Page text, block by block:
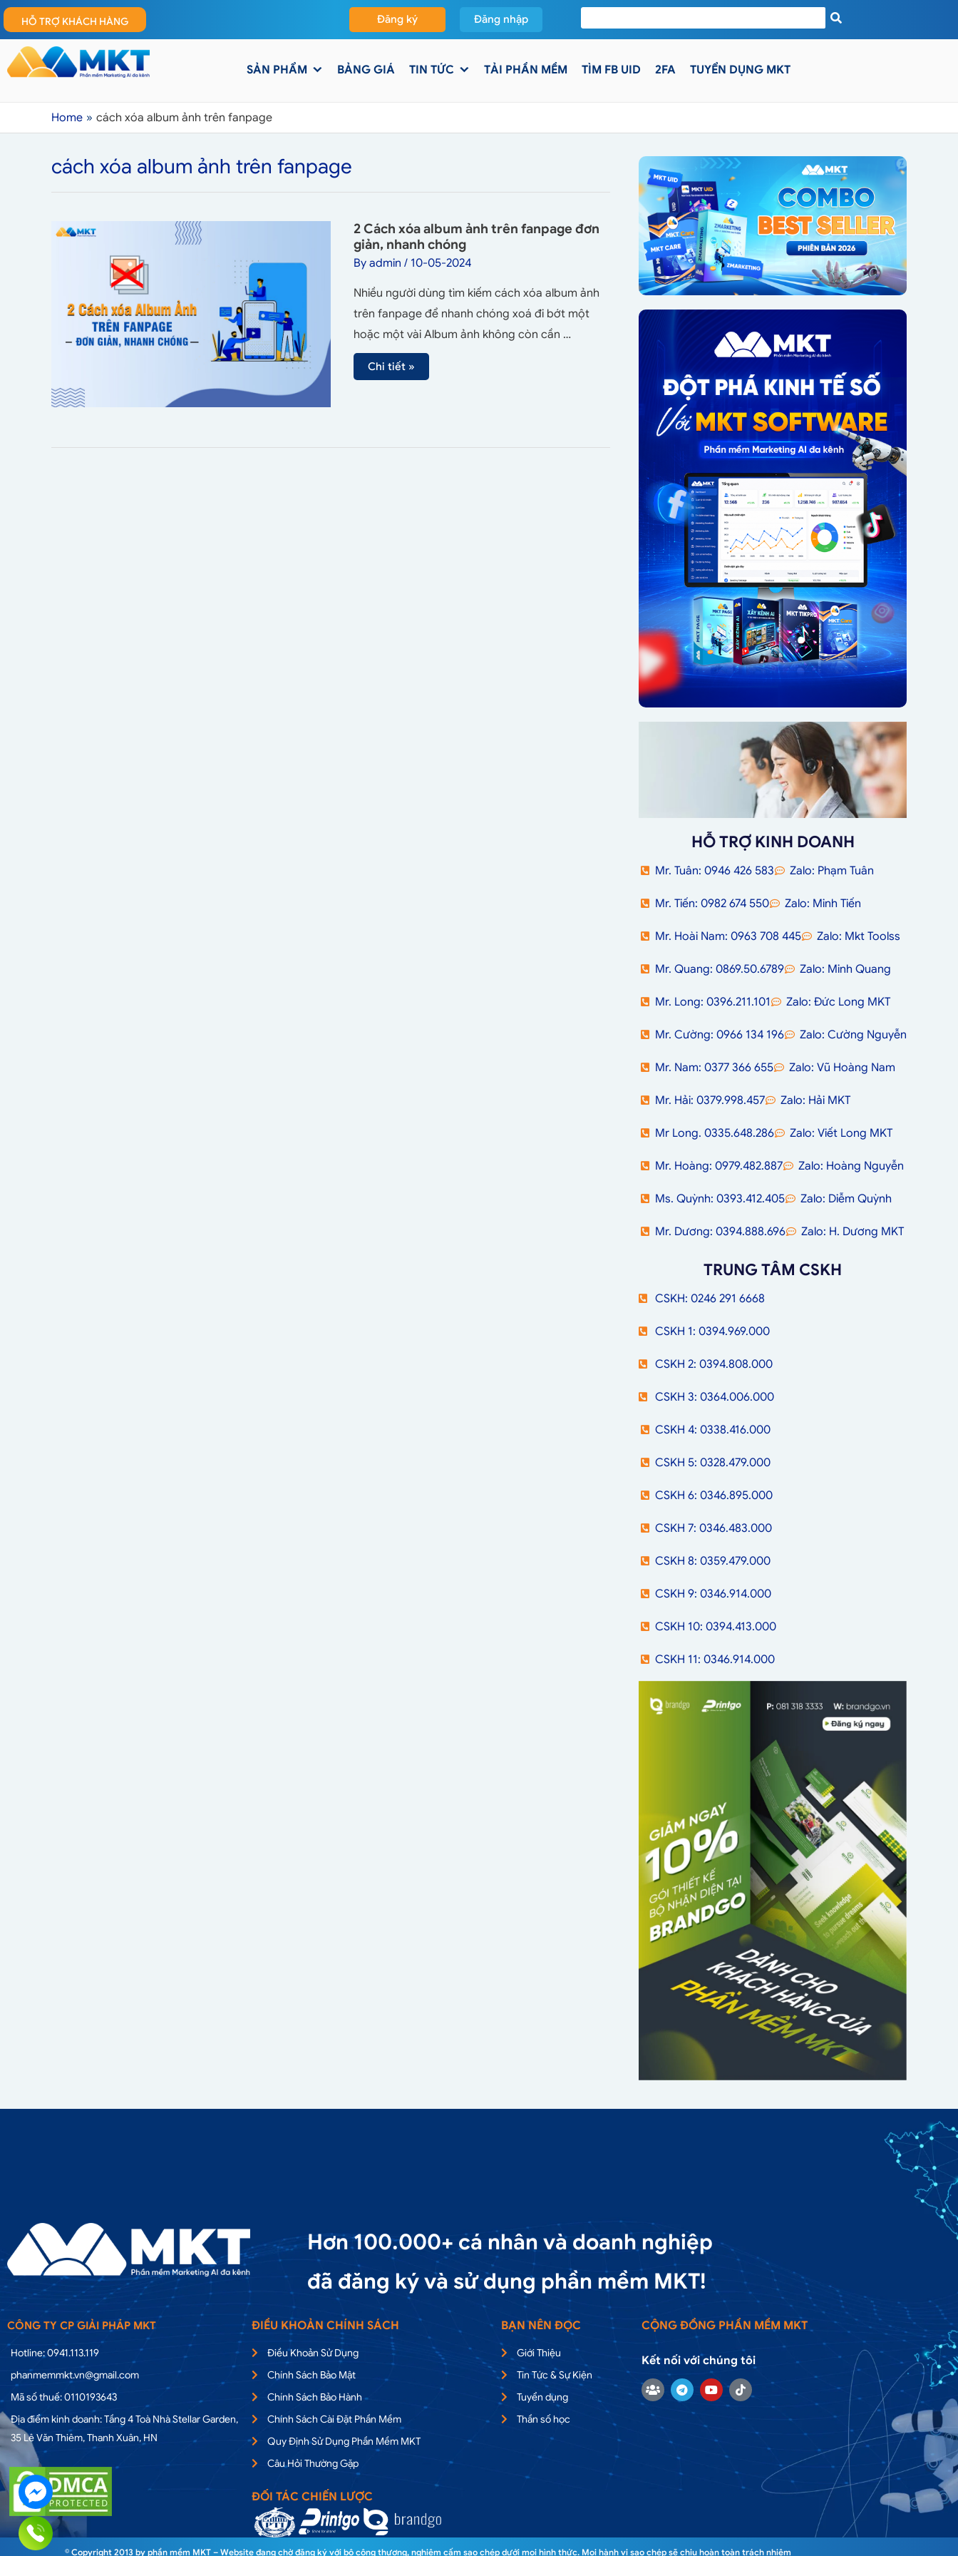
HỖ TRỢ KHÁCH HÀNG Đăng ký Đăng nhập
SẢN PHẨM BẢNG GIÁ TIN TỨC TẢI PHẦN MỀM TÌM FB UID 2FA TUYỂN DỤNG MKT
Home cách xóa album ảnh trên fanpage
cách xóa album ảnh trên fanpage
2 Cách xóa album ảnh trên fanpage đơn
giản, nhanh chóng
By admin / 10-05-2024
Nhiều người dùng tìm kiếm cách xóa album ảnh
trên fanpage để nhanh chóng xoá đi bớt một
hoặc một vài Album ảnh không còn cần …
Chi tiết »
HỖ TRỢ KINH DOANH
Mr. Tuân: 0946 426 583 Zalo: Phạm Tuân
Mr. Tiến: 0982 674 550 Zalo: Minh Tiến
Mr. Hoài Nam: 0963 708 445 Zalo: Mkt Toolss
Mr. Quang: 0869.50.6789 Zalo: Minh Quang
Mr. Long: 0396.211.101 Zalo: Đức Long MKT
Mr. Cường: 0966 134 196 Zalo: Cường Nguyễn
Mr. Nam: 0377 366 655 Zalo: Vũ Hoàng Nam
Mr. Hải: 0379.998.457 Zalo: Hải MKT
Mr Long. 0335.648.286 Zalo: Viết Long MKT
Mr. Hoàng: 0979.482.887 Zalo: Hoàng Nguyễn
Ms. Quỳnh: 0393.412.405 Zalo: Diễm Quỳnh
Mr. Dương: 0394.888.696 Zalo: H. Dương MKT
TRUNG TÂM CSKH
CSKH: 0246 291 6668
CSKH 1: 0394.969.000
CSKH 2: 0394.808.000
CSKH 3: 0364.006.000
CSKH 4: 0338.416.000
CSKH 5: 0328.479.000
CSKH 6: 0346.895.000
CSKH 7: 0346.483.000
CSKH 8: 0359.479.000
CSKH 9: 0346.914.000
CSKH 10: 0394.413.000
CSKH 11: 0346.914.000
Hơn 100.000+ cá nhân và doanh nghiệp
đã đăng ký và sử dụng phần mềm MKT!
CÔNG TY CP GIẢI PHÁP MKT
Hotline: 0941.113.119
phanmemmkt.vn@gmail.com
Mã số thuế: 0110193643
Địa điểm kinh doanh: Tầng 4 Toà Nhà Stellar Garden,
35 Lê Văn Thiêm, Thanh Xuân, HN
ĐIỀU KHOẢN CHÍNH SÁCH
Điều Khoản Sử Dụng
Chính Sách Bảo Mật
Chính Sách Bảo Hành
Chính Sách Cài Đặt Phần Mềm
Quy Định Sử Dụng Phần Mềm MKT
Câu Hỏi Thường Gặp
ĐỐI TÁC CHIẾN LƯỢC
BẠN NÊN ĐỌC
Giới Thiệu
Tin Tức & Sự Kiện
Tuyển dụng
Thần số học
CỘNG ĐỒNG PHẦN MỀM MKT
Kết nối với chúng tôi
© Copyright 2013 by phần mềm MKT – Website đang chờ đăng ký với bộ công thương, nghiêm cấm sao chép dưới mọi hình thức. Mọi hành vi sao chép sẽ chịu hoàn toàn trách nhiệm